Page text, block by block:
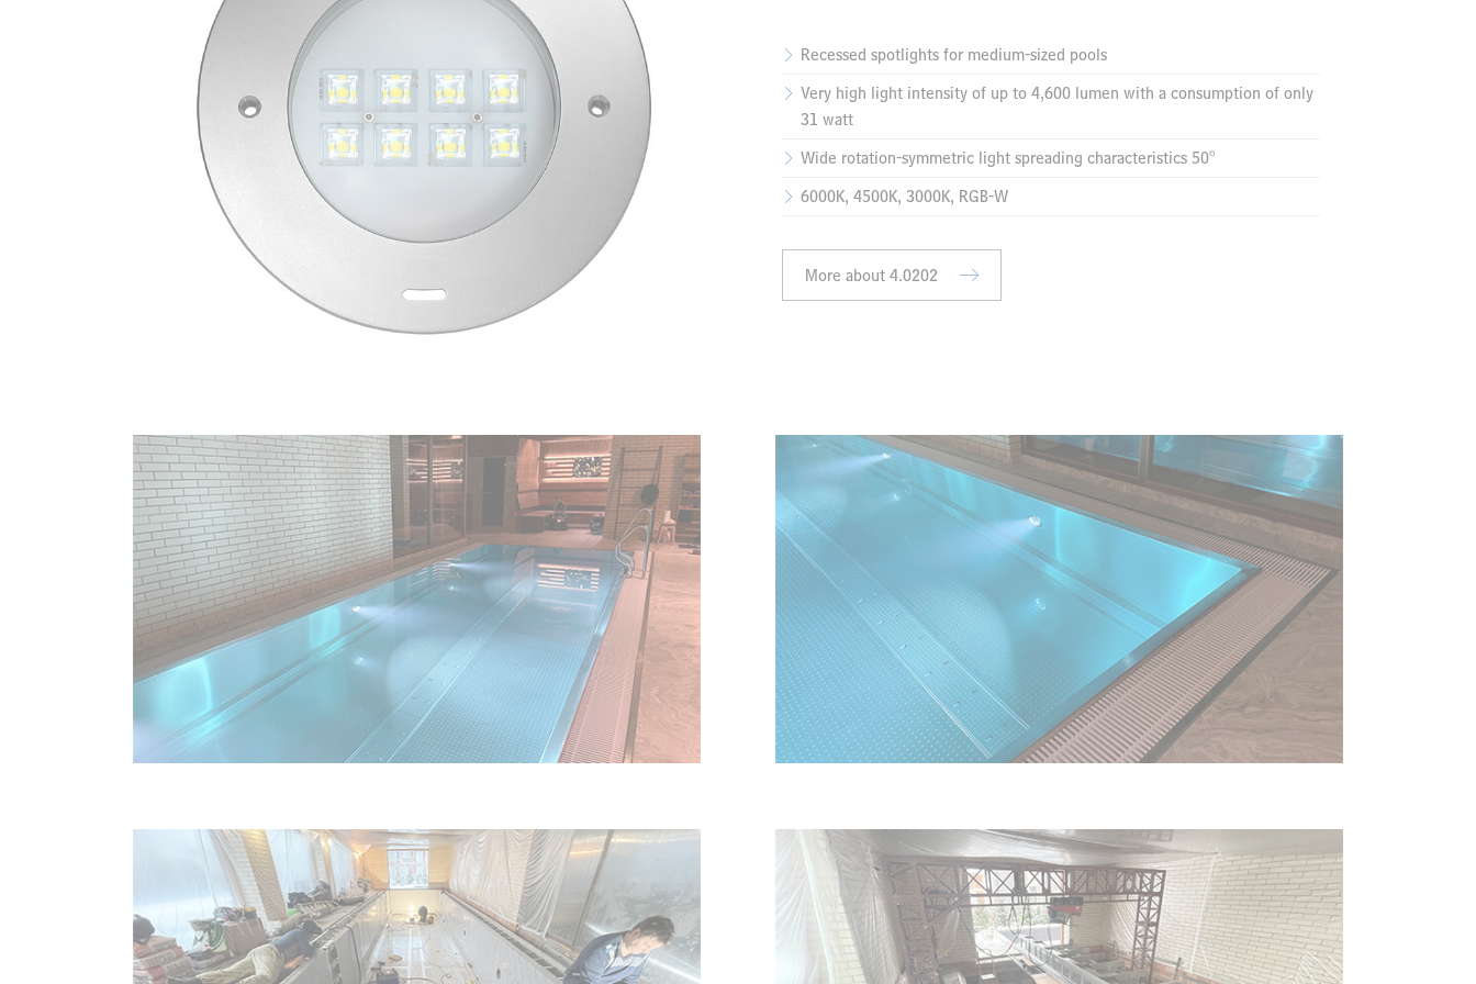
Recessed spotlights for medium-sized pools
Very high light intensity of up to 4,600 lumen with a consumption of only
31 watt
Wide rotation-symmetric light spreading characteristics 50°
6000K, 4500K, 3000K, RGB-W
More about 4.0202